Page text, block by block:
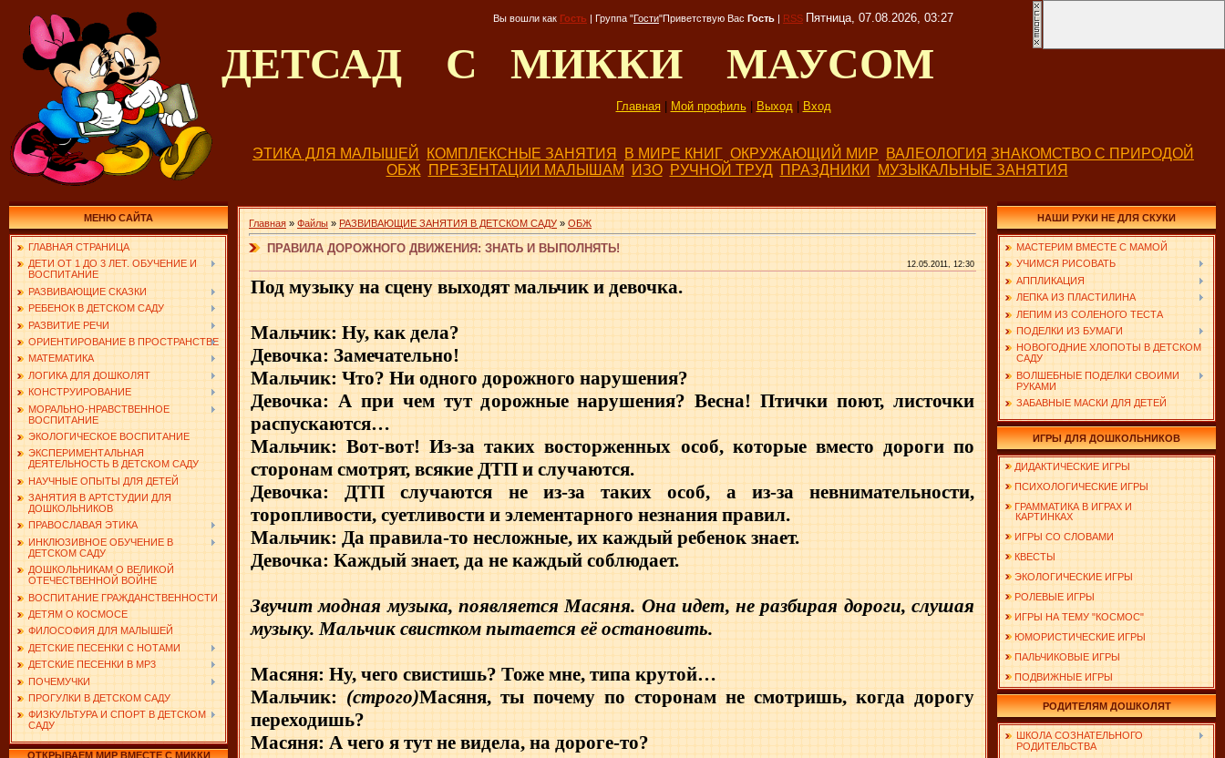
Вы вошли как Гость | Группа "Гости"Приветствую Вас Гость | RSS Пятница, 07.08.2026, 03:27
ДЕТСАД С МИККИ МАУСОМ
Главная| Мой профиль| Выход| Вход
ЭТИКА ДЛЯ МАЛЫШЕЙ КОМПЛЕКСНЫЕ ЗАНЯТИЯ В МИРЕ КНИГ ОКРУЖАЮЩИЙ МИР ВАЛЕОЛОГИЯ ЗНАКОМСТВО С ПРИРОДОЙ
ОБЖ
ПРЕЗЕНТАЦИИ МАЛЫШАМ ИЗО РУЧНОЙ ТРУД ПРАЗДНИКИ МУЗЫКАЛЬНЫЕ ЗАНЯТИЯ
МЕНЮ САЙТА
ГЛАВНАЯ СТРАНИЦА
ДЕТИ ОТ 1 ДО 3 ЛЕТ. ОБУЧЕНИЕ И
ВОСПИТАНИЕ
РАЗВИВАЮЩИЕ СКАЗКИ
РЕБЕНОК В ДЕТСКОМ САДУ
РАЗВИТИЕ РЕЧИ
ОРИЕНТИРОВАНИЕ В ПРОСТРАНСТВЕ
МАТЕМАТИКА
ЛОГИКА ДЛЯ ДОШКОЛЯТ
КОНСТРУИРОВАНИЕ
МОРАЛЬНО-НРАВСТВЕННОЕ
ВОСПИТАНИЕ
ЭКОЛОГИЧЕСКОЕ ВОСПИТАНИЕ
ЭКСПЕРИМЕНТАЛЬНАЯ
ДЕЯТЕЛЬНОСТЬ В ДЕТСКОМ САДУ
НАУЧНЫЕ ОПЫТЫ ДЛЯ ДЕТЕЙ
ЗАНЯТИЯ В АРТСТУДИИ ДЛЯ
ДОШКОЛЬНИКОВ
ПРАВОСЛАВАЯ ЭТИКА
ИНКЛЮЗИВНОЕ ОБУЧЕНИЕ В
ДЕТСКОМ САДУ
ДОШКОЛЬНИКАМ О ВЕЛИКОЙ
ОТЕЧЕСТВЕННОЙ ВОЙНЕ
ВОСПИТАНИЕ ГРАЖДАНСТВЕННОСТИ
ДЕТЯМ О КОСМОСЕ
ФИЛОСОФИЯ ДЛЯ МАЛЫШЕЙ
ДЕТСКИЕ ПЕСЕНКИ С НОТАМИ
ДЕТСКИЕ ПЕСЕНКИ В MP3
ПОЧЕМУЧКИ
ПРОГУЛКИ В ДЕТСКОМ САДУ
ФИЗКУЛЬТУРА И СПОРТ В ДЕТСКОМ
САДУ
ОТКРЫВАЕМ МИР ВМЕСТЕ С МИККИ
Главная » Файлы » РАЗВИВАЮЩИЕ ЗАНЯТИЯ В ДЕТСКОМ САДУ » ОБЖ
ПРАВИЛА ДОРОЖНОГО ДВИЖЕНИЯ: ЗНАТЬ И ВЫПОЛНЯТЬ!
12.05.2011, 12:30
Под музыку на сцену выходят мальчик и девочка.
Мальчик: Ну, как дела?
Девочка: Замечательно!
Мальчик: Что? Ни одного дорожного нарушения?
Девочка: А при чем тут дорожные нарушения? Весна! Птички поют, листочки
распускаются…
Мальчик: Вот-вот! Из-за таких восторженных особ, которые вместо дороги по
сторонам смотрят, всякие ДТП и случаются.
Девочка: ДТП случаются не из-за таких особ, а из-за невнимательности,
торопливости, суетливости и элементарного незнания правил.
Мальчик: Да правила-то несложные, их каждый ребенок знает.
Девочка: Каждый знает, да не каждый соблюдает.
Звучит модная музыка, появляется Масяня. Она идет, не разбирая дороги, слушая
музыку. Мальчик свистком пытается её остановить.
Масяня: Ну, чего свистишь? Тоже мне, типа крутой…
Мальчик: (строго)Масяня, ты почему по сторонам не смотришь, когда дорогу
переходишь?
Масяня: А чего я тут не видела, на дороге-то?
НАШИ РУКИ НЕ ДЛЯ СКУКИ
МАСТЕРИМ ВМЕСТЕ С МАМОЙ
УЧИМСЯ РИСОВАТЬ
АППЛИКАЦИЯ
ЛЕПКА ИЗ ПЛАСТИЛИНА
ЛЕПИМ ИЗ СОЛЕНОГО ТЕСТА
ПОДЕЛКИ ИЗ БУМАГИ
НОВОГОДНИЕ ХЛОПОТЫ В ДЕТСКОМ
САДУ
ВОЛШЕБНЫЕ ПОДЕЛКИ СВОИМИ
РУКАМИ
ЗАБАВНЫЕ МАСКИ ДЛЯ ДЕТЕЙ
ИГРЫ ДЛЯ ДОШКОЛЬНИКОВ
ДИДАКТИЧЕСКИЕ ИГРЫ
ПСИХОЛОГИЧЕСКИЕ ИГРЫ
ГРАММАТИКА В ИГРАХ И
КАРТИНКАХ
ИГРЫ СО СЛОВАМИ
КВЕСТЫ
ЭКОЛОГИЧЕСКИЕ ИГРЫ
РОЛЕВЫЕ ИГРЫ
ИГРЫ НА ТЕМУ "КОСМОС"
ЮМОРИСТИЧЕСКИЕ ИГРЫ
ПАЛЬЧИКОВЫЕ ИГРЫ
ПОДВИЖНЫЕ ИГРЫ
РОДИТЕЛЯМ ДОШКОЛЯТ
ШКОЛА СОЗНАТЕЛЬНОГО
РОДИТЕЛЬСТВА